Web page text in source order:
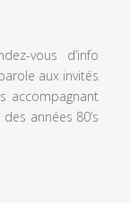
vous d’info
aux invités
accompagnant
années 80’s